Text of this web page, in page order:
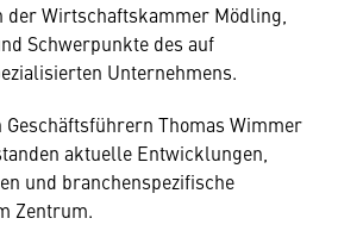
Wirtschaftskammer Mödling,
Schwerpunkte des auf
Unternehmens.
Thomas Wimmer
aktuelle Entwicklungen,
und branchenspezifische
Zentrum.